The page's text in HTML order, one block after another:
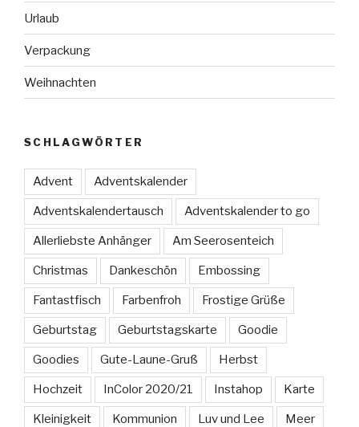
Urlaub
Verpackung
Weihnachten
SCHLAGWÖRTER
Advent Adventskalender
Adventskalendertausch Adventskalender to go
Allerliebste Anhänger Am Seerosenteich
Christmas Dankeschön Embossing
Fantastfisch Farbenfroh Frostige Grüße
Geburtstag Geburtstagskarte Goodie
Goodies Gute-Laune-Gruß Herbst
Hochzeit InColor 2020/21 Instahop Karte
Kleinigkeit Kommunion Luv und Lee Meer